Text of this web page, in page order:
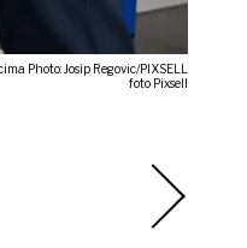
Photo: Josip Regovic/PIXSELL
foto Pixsell